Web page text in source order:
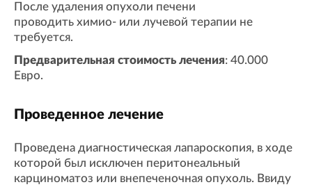
После удаления опухоли печени
проводить химио- или лучевой терапии не
требуется.
Предварительная стоимость лечения: 40.000
Евро.
Проведенное лечение
Проведена диагностическая лапароскопия, в ходе
которой был исключен перитонеальный
карциноматоз или внепеченочная опухоль. Ввиду